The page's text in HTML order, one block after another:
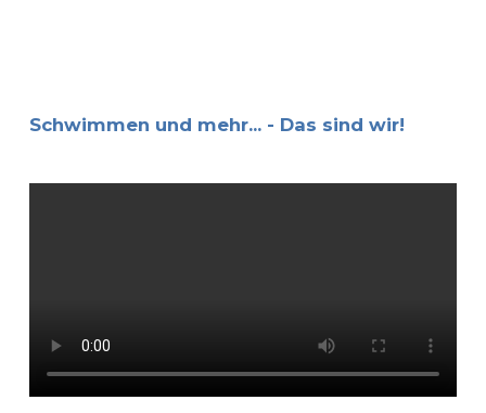
Schwimmen und mehr... - Das sind wir!